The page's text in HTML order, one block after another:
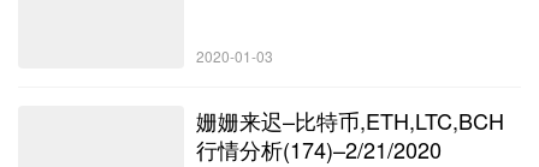
2020-01-03
姗姗来迟–比特币,ETH,LTC,BCH
行情分析(174)–2/21/2020